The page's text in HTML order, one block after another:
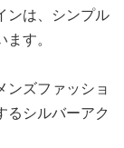
ンは、シンプル
す。
ンズファッショ
るシルバーアク